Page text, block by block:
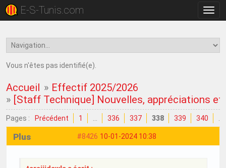
la
E-S-Tunis.com
Vous n'êtes pas identifié(e).
Accueil » Effectif 2025/2026
» [Staff Technique] Nouvelles, appréciations et
Pages : Précédent 1 336 337 338 339 340
#8426 10-01-2024 10:38
Plus